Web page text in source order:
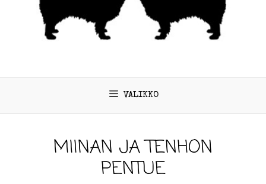
VALIKKO
MIINAN JA TENHON
PENTUE